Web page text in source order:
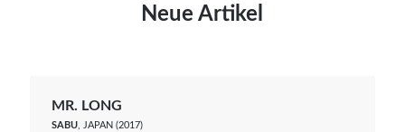
Neue Artikel
MR. LONG
SABU, JAPAN (2017)